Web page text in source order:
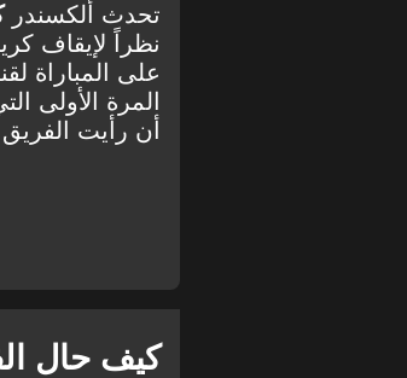
تحدث ألكسندر
نظراً لإيقاف
على المباراة
المرة الأولى
أن رأيت
كيف حال